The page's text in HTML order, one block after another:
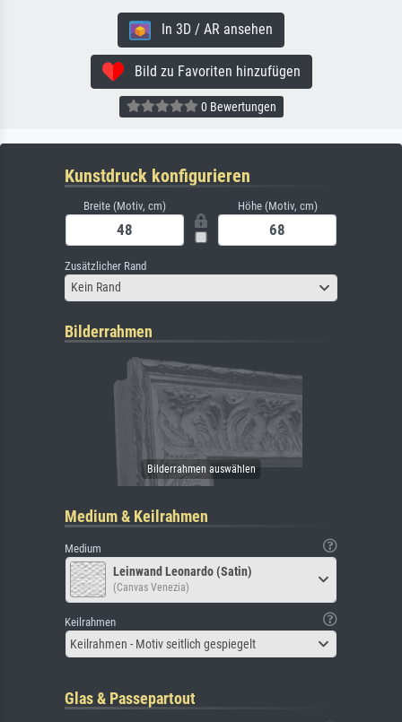
In 3D / AR ansehen
Bild zu Favoriten hinzufügen
0 Bewertungen
Kunstdruck konfigurieren
Breite (Motiv, cm) Höhe (Motiv, cm)
Zusätzlicher Rand
Kein Rand
Bilderrahmen
Medium & Keilrahmen
Medium
Leinwand Leonardo (Satin)
(Canvas Venezia)
Keilrahmen
Keilrahmen - Motiv seitlich gespiegelt
Glas & Passepartout